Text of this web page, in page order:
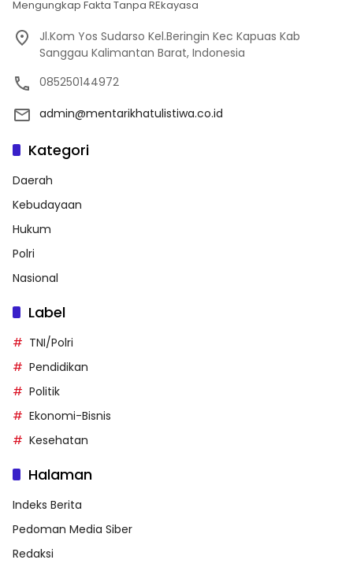
Mengungkap Fakta Tanpa REkayasa
Jl.Kom Yos Sudarso Kel.Beringin Kec Kapuas Kab
Sanggau Kalimantan Barat, Indonesia
085250144972
admin@mentarikhatulistiwa.co.id
Kategori
Daerah
Kebudayaan
Hukum
Polri
Nasional
Label
TNI/Polri
Pendidikan
Politik
Ekonomi-Bisnis
Kesehatan
Halaman
Indeks Berita
Pedoman Media Siber
Redaksi